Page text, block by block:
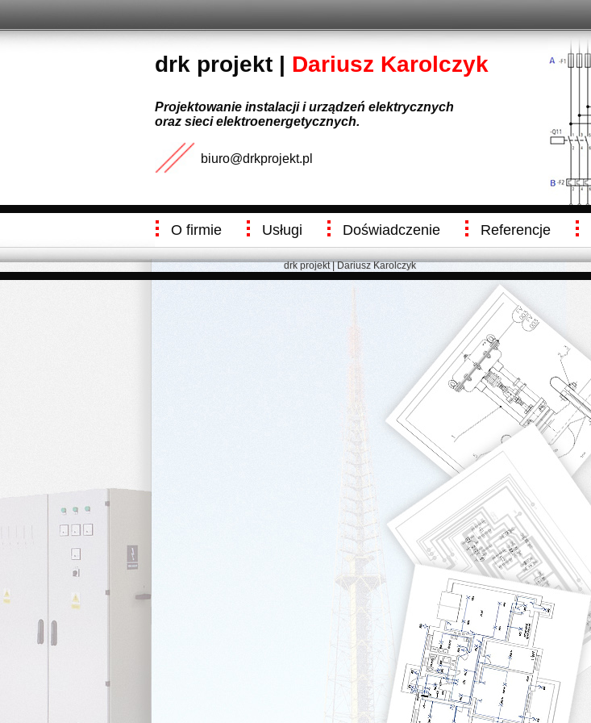
drk projekt | Dariusz Karolczyk
Projektowanie instalacji i urządzeń elektrycznych
oraz sieci elektroenergetycznych.
biuro@drkprojekt.pl
O firmie Usługi Doświadczenie Referencje
drk projekt | Dariusz Karolczyk